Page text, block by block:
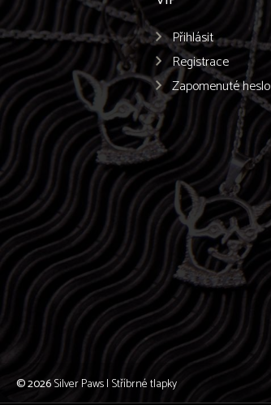
Přihlásit
Registrace
Zapomenuté heslo
© 2026Silver Paws | Stříbrné tlapky